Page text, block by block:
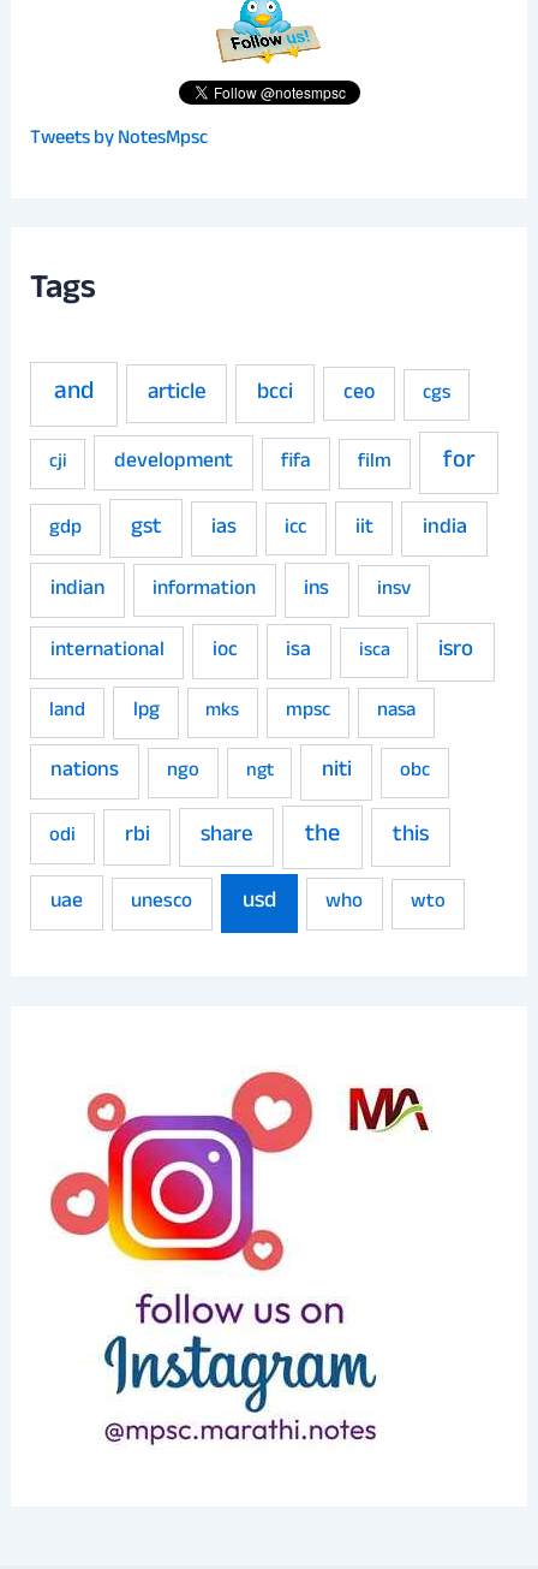
Tweets by NotesMpsc
Tags
and article bcci ceo cgs
cji development fifa film for
gdp gst ias icc iit
india
indian
information ins
insv
international
ioc isa isca isro
land lpg mks mpsc nasa
nations ngo ngt niti
obc
odi
rbi share the this
uae unesco usd who wto